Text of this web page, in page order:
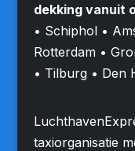
dekking vanuit
• Schiphol •
Rotterdam •
• Tilburg • Den
taxiorganisatie